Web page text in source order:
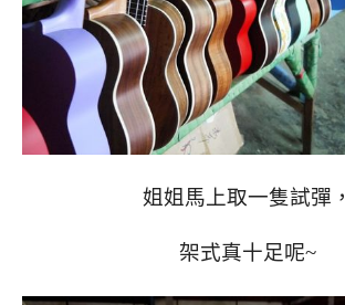
姐姐馬上取一隻試彈，
架式真十足呢~